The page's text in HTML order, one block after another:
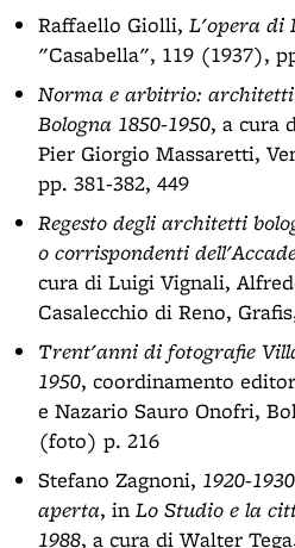
Raffaello Giolli, L'opera di
"Casabella", 119 (1937),
Norma e arbitrio: architetti
Bologna 1850-1950, a cura
Pier Giorgio Massaretti,
pp. 381-382, 449
Regesto degli architetti
o corrispondenti
cura di Luigi Vignali,
Casalecchio di Reno,
Trent'anni di fotografie
1950, coordinamento
e Nazario Sauro Onofri,
(foto) p. 216
Stefano Zagnoni, 1920-
aperta, in Lo Studio e la
1988, a cura di Walter